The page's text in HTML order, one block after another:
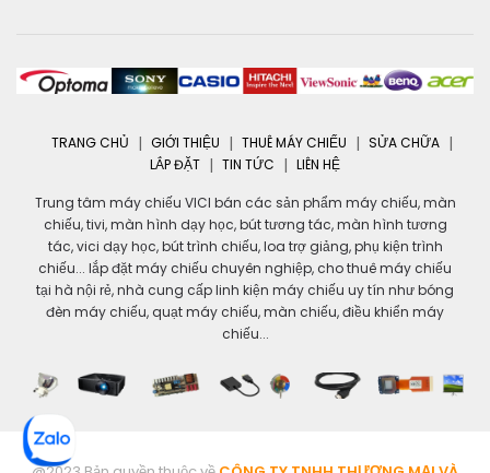
TRANG CHỦ GIỚI THIỆU THUÊ MÁY CHIẾU
SỬA CHỮA
LẮP ĐẶT
TIN TỨC LIÊN HỆ
Trung tâm máy chiếu VICI bán các sản phẩm máy chiếu, màn
chiếu, tivi, màn hình dạy học, bút tương tác, màn hình tương
tác, vici dạy học, bút trình chiếu, loa trợ giảng, phụ kiện trình
chiếu... lắp đặt máy chiếu chuyên nghiệp, cho thuê máy chiếu
tại hà nội rẻ, nhà cung cấp linh kiện máy chiếu uy tín như bóng
đèn máy chiếu, quạt máy chiếu, màn chiếu, điều khiển máy
chiếu...